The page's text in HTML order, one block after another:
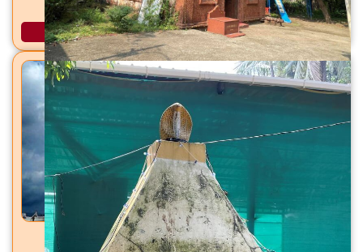
रामेश्वर महादेव मंदिर अकलोली, ता. भिवंडी, जि. ठाणे
अधिक माहिती
वज्रेश्वरी योगिनी मंदिर वज्रेश्वरी, ता. भिवंडी, जि. ठाणे